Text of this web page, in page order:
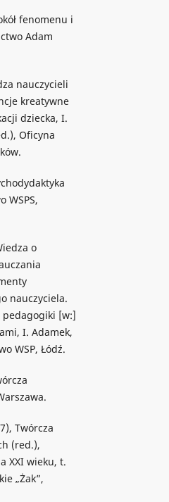
fenomenu i
Adam
nauczycieli
kreatywne
dziecka, I.
Oficyna
WSPS,
o
nauczyciela.
[w:]
I. Adamek,
WSP, Łódź.
Twórcza
(red.),
XXI wieku, t.
„Żak”,